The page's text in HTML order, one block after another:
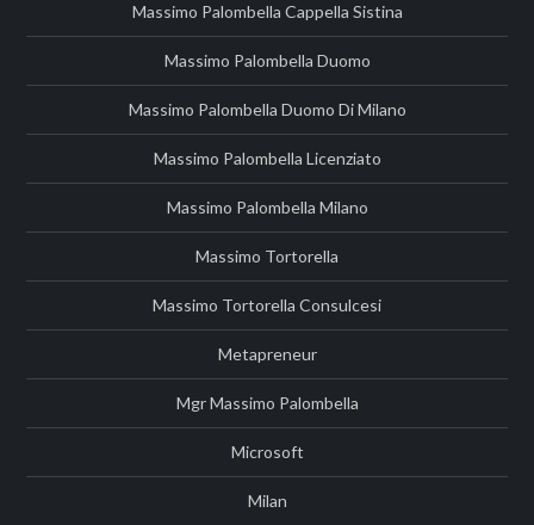
Massimo Palombella Cappella Sistina
Massimo Palombella Duomo
Massimo Palombella Duomo Di Milano
Massimo Palombella Licenziato
Massimo Palombella Milano
Massimo Tortorella
Massimo Tortorella Consulcesi
Metapreneur
Mgr Massimo Palombella
Microsoft
Milan